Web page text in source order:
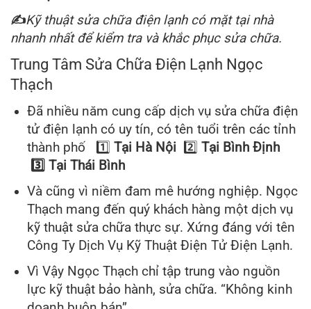
✍Kỹ thuật sửa chữa điện lạnh có mặt tại nhà
nhanh nhất để kiểm tra và khắc phục sửa chữa.
Trung Tâm Sửa Chữa Điện Lạnh Ngọc
Thạch
Đã nhiều năm cung cấp dịch vụ sửa chữa điện
tử điện lạnh có uy tín, có tên tuổi trên các tỉnh
thành phố 1️⃣Tại Hà Nội 2️⃣Tại Bình Định
3️ ⃣ Tại Thái Bình
Và cũng vì niềm đam mê hướng nghiệp. Ngọc
Thạch mang đến quý khách hàng một dịch vụ
kỹ thuật sửa chữa thực sự. Xứng đáng với tên
Công Ty Dịch Vụ Kỹ Thuật Điện Tử Điện Lạnh.
Vì Vậy Ngọc Thạch chỉ tập trung vào nguồn
lực kỹ thuật bảo hành, sửa chữa. “Không kinh